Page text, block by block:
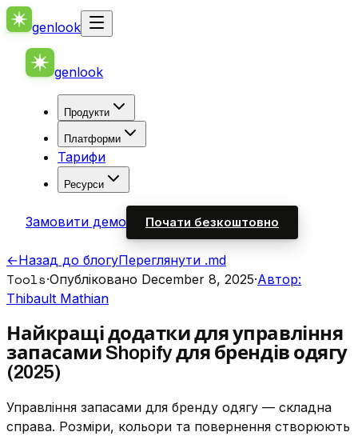
genlook
genlook
Продукти
Платформи
Тарифи
Ресурси
Замовити демо Почати безкоштовно
←Назад до блогуПереглянути .md
Tools·Опубліковано December 8, 2025·Автор:
Thibault Mathian
Найкращі додатки для управління
запасами Shopify для брендів одягу
(2025)
Управління запасами для бренду одягу — складна
справа. Розміри, кольори та повернення створюють